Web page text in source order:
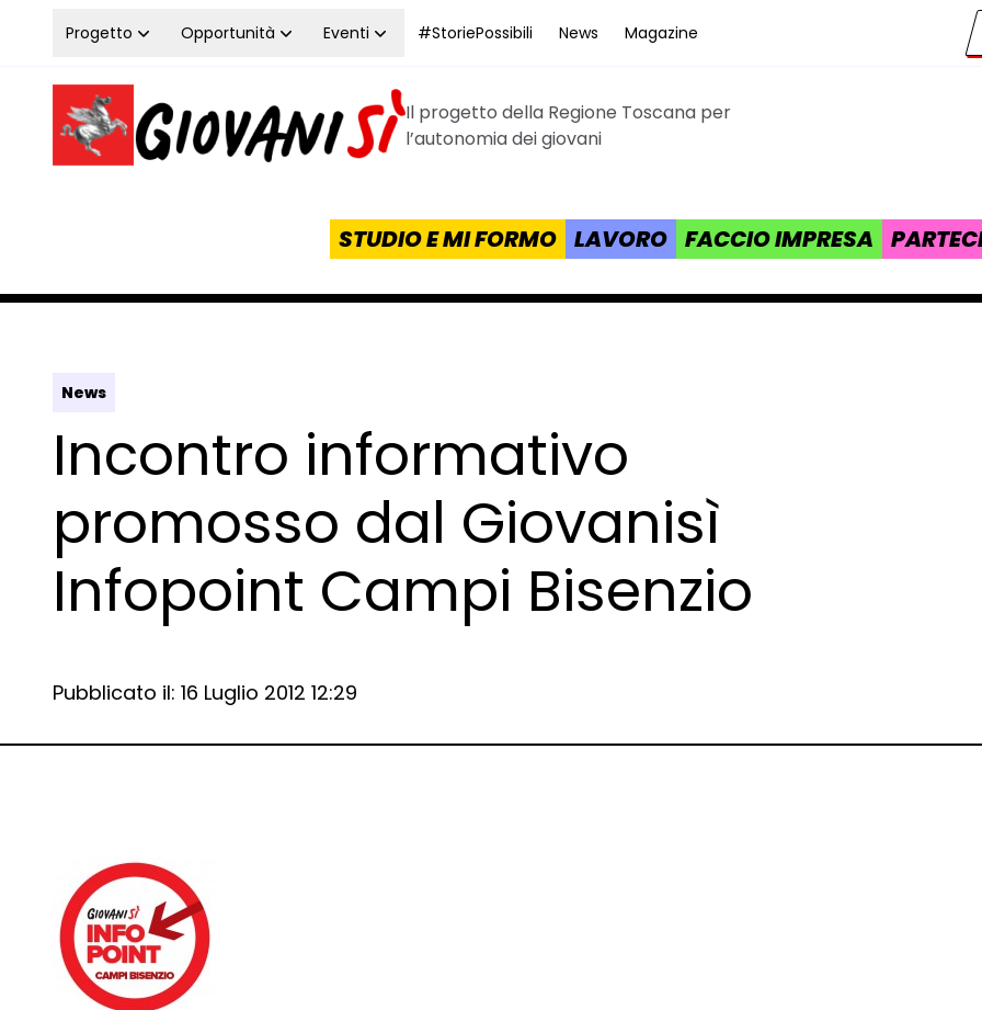
Vai al contenuto
Progetto Opportunità Eventi #StoriePossibili News Magazine
Homepage Giovanisì - Progetto della Regione Toscana
Il progetto della Regione Toscana per
l’autonomia dei giovani
STUDIO E MI FORMO LAVORO FACCIO IMPRESA
News
Incontro informativo
promosso dal Giovanisì
Infopoint Campi Bisenzio
Data e ora:
Pubblicato il: 16 Luglio 2012 12:29
Dettagli articolo